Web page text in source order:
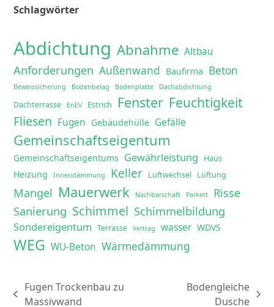
Schlagwörter
Abdichtung Abnahme Altbau
Anforderungen Außenwand Baufirma Beton
Beweissicherung Bodenbelag Bodenplatte Dachabdichtung
Dachterrasse EnEV Estrich Fenster Feuchtigkeit
Fliesen Fugen Gebäudehülle Gefälle
Gemeinschaftseigentum
Gemeinschaftseigentums Gewährleistung Haus
Heizung Innendämmung Keller Luftwechsel Lüftung
Mangel Mauerwerk Nachbarschaft Parkett
Risse
Sanierung Schimmel Schimmelbildung
Sondereigentum Terrasse Vertrag wasser WDVS
WEG WU-Beton Wärmedämmung
vorheriger
Fugen Trockenbau zu
Massivwand
Bodengleiche
Dusche